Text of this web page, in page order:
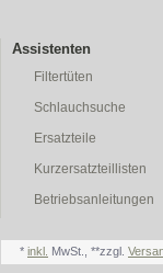
Assistenten
Filtertüten
Schlauchsuche
Ersatzteile
Kurzersatzteillisten
Betriebsanleitungen
* inkl. MwSt., **zzgl.